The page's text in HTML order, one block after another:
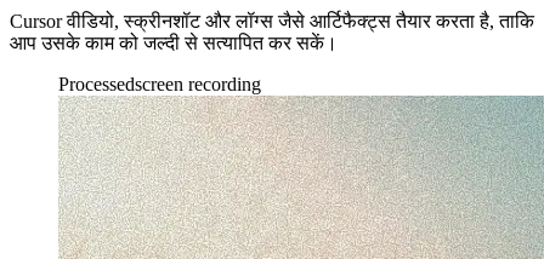
Cursor वीडियो, स्क्रीनशॉट और लॉग्स जैसे आर्टिफैक्ट्स तैयार करता है, ताकि
आप उसके काम को जल्दी से सत्यापित कर सकें।
Processedscreen recording